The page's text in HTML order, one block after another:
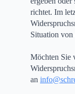
richtet. Im
Situation von
Möchten Sie
an